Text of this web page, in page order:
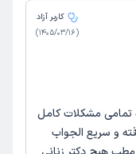
کاربر آزاد
(
1405/03/16
)
تمامی مشکلات کامل
و سریع الجواب